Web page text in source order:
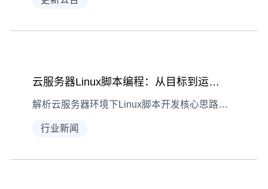
云服务器Linux脚本编程：从目标到运维的全流程解析
解析云服务器环境下Linux脚本开发核心思路，涵盖目标规划、语言选择、代码编写及运维监控，助力提升自动化任务效率。
行业新闻